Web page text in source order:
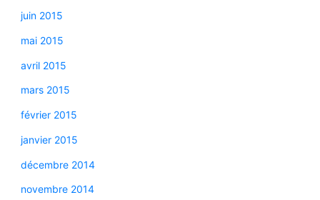
juin 2015
mai 2015
avril 2015
mars 2015
février 2015
janvier 2015
décembre 2014
novembre 2014